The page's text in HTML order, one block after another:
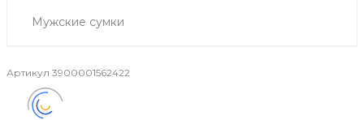
Мужские сумки
Артикул 3900001562422